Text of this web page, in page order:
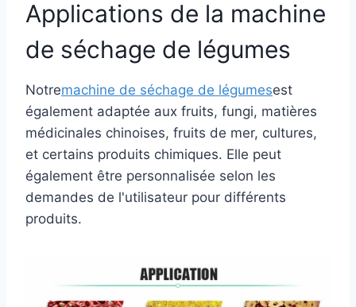
Applications de la machine
de séchage de légumes
Notremachine de séchage de légumesest
également adaptée aux fruits, fungi, matières
médicinales chinoises, fruits de mer, cultures,
et certains produits chimiques. Elle peut
également être personnalisée selon les
demandes de l'utilisateur pour différents
produits.